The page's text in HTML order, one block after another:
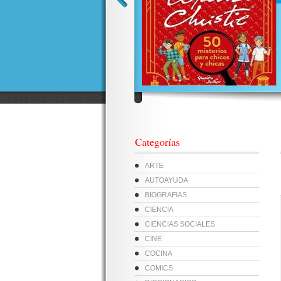
Categorías
ARTE
AUTOAYUDA
BIOGRAFIAS
CIENCIA
CIENCIAS SOCIALES
CINE
COCINA
COMICS